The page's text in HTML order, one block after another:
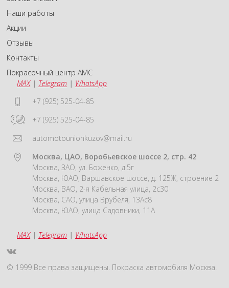
Наши работы
Акции
Отзывы
Контакты
Покрасочный центр АМС
MAX| Telegram | WhatsApp
+7 (925) 525-04-85
+7 (925) 525-04-85
automotounionkuzov@mail.ru
Москва, ЦАО, Воробьевское шоссе 2, стр. 42
Москва, ЗАО, ул. Боженко, д.5г
Москва, ЮАО, Варшавское шоссе, д. 125Ж, строение 2
Москва, ВАО, 2-я Кабельная улица, 2с30
Москва, САО, улица Врубеля, 13Ас8
Москва, ЮАО, улица Садовники, 11А
MAX| Telegram | WhatsApp
© 1999 Все права защищены. Покраска автомобиля Москва.